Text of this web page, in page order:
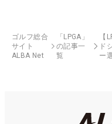
ゴルフ総合
サイト
ALBA Net
「LPGA」
の記事一
覧
【
ド
ー